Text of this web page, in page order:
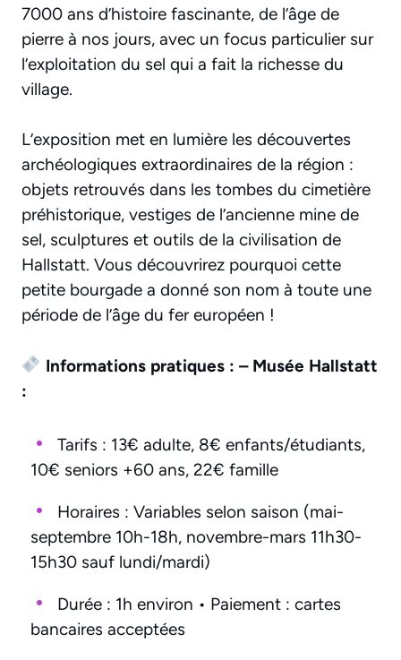
7000 ans d’histoire fascinante, de l’âge de
pierre à nos jours, avec un focus particulier sur
l’exploitation du sel qui a fait la richesse du
village.
L’exposition met en lumière les découvertes
archéologiques extraordinaires de la région :
objets retrouvés dans les tombes du cimetière
préhistorique, vestiges de l’ancienne mine de
sel, sculptures et outils de la civilisation de
Hallstatt. Vous découvrirez pourquoi cette
petite bourgade a donné son nom à toute une
période de l’âge du fer européen !
Informations pratiques : – Musée Hallstatt
:
Tarifs : 13€ adulte, 8€ enfants/étudiants,
10€ seniors +60 ans, 22€ famille
Horaires : Variables selon saison (mai-
septembre 10h-18h, novembre-mars 11h30-
15h30 sauf lundi/mardi)
Durée : 1h environ • Paiement : cartes
bancaires acceptées